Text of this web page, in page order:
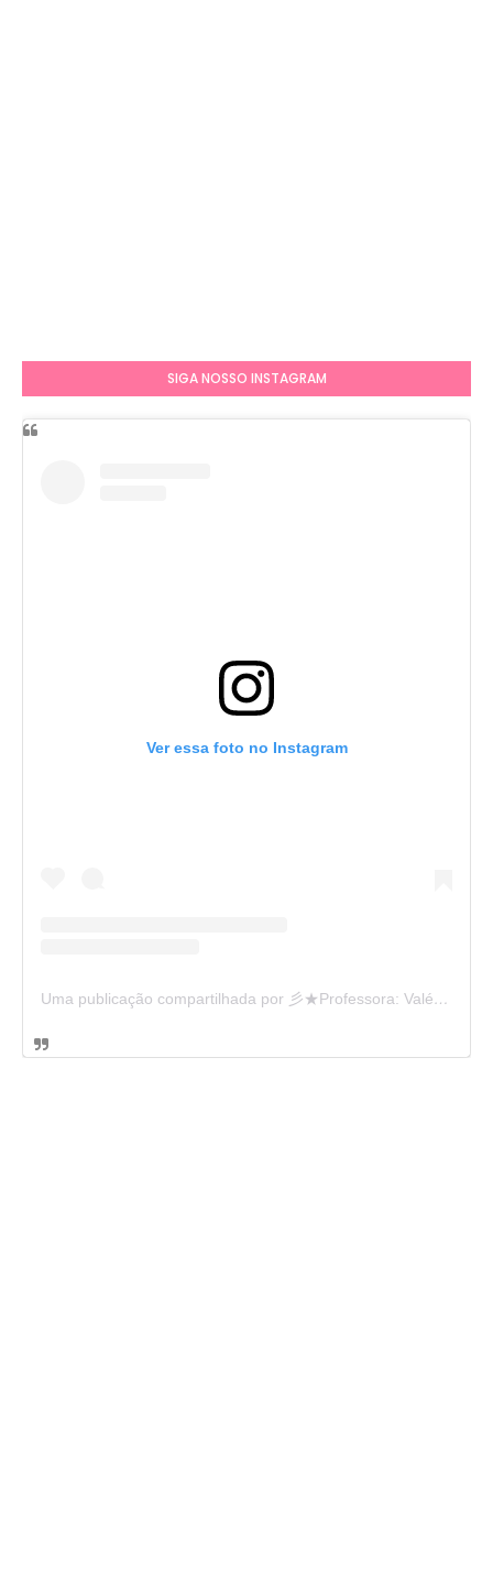
SIGA NOSSO INSTAGRAM
Ver essa foto no Instagram
Uma publicação compartilhada por 彡★Professora: Valéria·.¸¸.· (@ensinandocomcarinho)